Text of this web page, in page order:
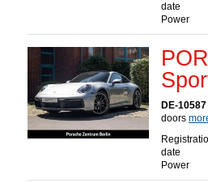
date
Power
DE-
doors
date
Power